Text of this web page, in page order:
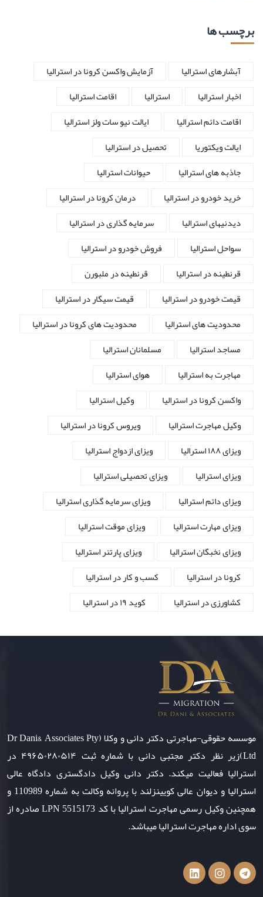
برچسب ها
آبشارهای استرالیا
آزمایش واکسن کرونا در استرالیا
اخبار استرالیا
استرالیا
اقامت استرالیا
اقامت دائم استرالیا
ایالت نیو سات ولز استرالیا
ایالت ویکتوریا
تحصیل در استرالیا
جاذبه های استرالیا
حیوانات استرالیا
خرید خودرو در استرالیا
درمان کرونا در استرالیا
دیدنیهای استرالیا
سرمایه گذاری در استرالیا
سواحل استرالیا
فروش خودرو در استرالیا
قرنطینه در استرالیا
قرنطینه در ملبورن
قیمت خودرو در استرالیا
قیمت سیگار در استرالیا
محدودیت های استرالیا
محدودیت های کرونا در استرالیا
مساجد استرالیا
مسلمانان استرالیا
مهاجرت به استرالیا
هوای استرالیا
واکسن کرونا در استرالیا
وکیل استرالیا
وکیل مهاجرت استرالیا
ویروس کرونا در استرالیا
ویزای ۱۸۸ استرالیا
ویزای ازدواج استرالیا
ویزای استرالیا
ویزای تحصیلی استرالیا
ویزای دائم استرالیا
ویزای سرمایه گذاری استرالیا
ویزای مهارت استرالیا
ویزای موقت استرالیا
ویزای نخبگان استرالیا
ویزای پارتنر استرالیا
کرونا در استرالیا
کسب و کار در استرالیا
کشاورزی در استرالیا
کوید ۱۹ در استرالیا
موسسه حقوقی-مهاجرتی دکتر دانی و وکلا (Dr Dani& Associates Pty
Ltd)زیر نظر دکتر مجتبی دانی با شماره ثبت ۴۹۶۵۰۲۸۰۵۱۴ در
استرالیا فعالیت میکند. دکتر دانی وکیل دادگستری دادگاه عالی
استرالیا و دیوان عالی کویینزلند با پروانه وکالت به شماره 110989 و
همچنین وکیل رسمی مهاجرت استرالیا با کد LPN 5515173 صادره از
سوی اداره مهاجرت استرالیا میباشد.